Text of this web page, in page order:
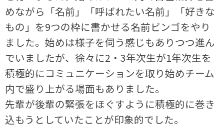
めながら「名前」「呼ばれたい名前」「好きな
もの」を9つの枠に書かせる名前ビンゴをやり
ました。始めは様子を伺う感じもありつつ進ん
でいましたが、徐々に2・3年次生が1年次生を
積極的にコミュニケーションを取り始めチーム
内で盛り上がる場面もありました。
先輩が後輩の緊張をほぐすように積極的に巻き
込もうとしていたことが印象的でした。